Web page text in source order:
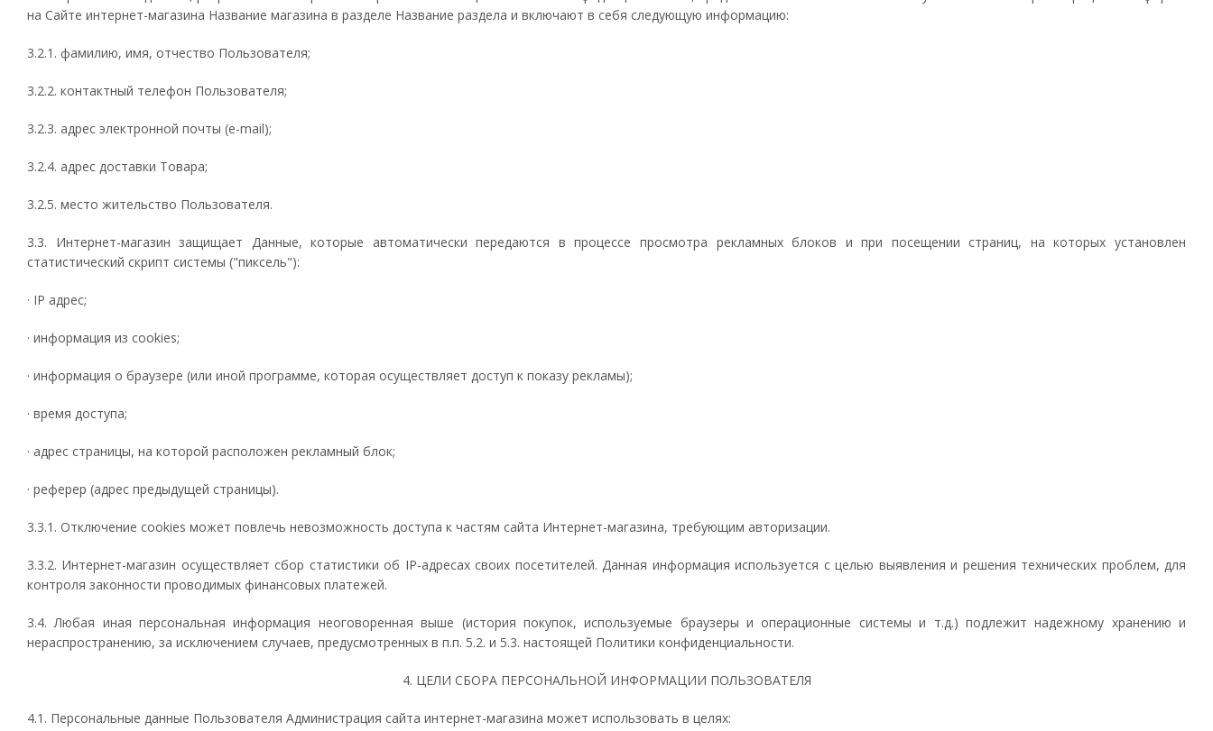
на Сайте интернет-магазина Название магазина в разделе Название раздела и включают в себя следующую информацию:
3.2.1. фамилию, имя, отчество Пользователя;
3.2.2. контактный телефон Пользователя;
3.2.3. адрес электронной почты (e-mail);
3.2.4. адрес доставки Товара;
3.2.5. место жительство Пользователя.
3.3. Интернет-магазин защищает Данные, которые автоматически передаются в процессе просмотра рекламных блоков и при посещении страниц, на которых установлен
статистический скрипт системы ("пиксель"):
· IP адрес;
· информация из cookies;
· информация о браузере (или иной программе, которая осуществляет доступ к показу рекламы);
· время доступа;
· адрес страницы, на которой расположен рекламный блок;
· реферер (адрес предыдущей страницы).
3.3.1. Отключение cookies может повлечь невозможность доступа к частям сайта Интернет-магазина, требующим авторизации.
3.3.2. Интернет-магазин осуществляет сбор статистики об IP-адресах своих посетителей. Данная информация используется с целью выявления и решения технических проблем, для
контроля законности проводимых финансовых платежей.
3.4. Любая иная персональная информация неоговоренная выше (история покупок, используемые браузеры и операционные системы и т.д.) подлежит надежному хранению и
нераспространению, за исключением случаев, предусмотренных в п.п. 5.2. и 5.3. настоящей Политики конфиденциальности.
4. ЦЕЛИ СБОРА ПЕРСОНАЛЬНОЙ ИНФОРМАЦИИ ПОЛЬЗОВАТЕЛЯ
4.1. Персональные данные Пользователя Администрация сайта интернет-магазина может использовать в целях: